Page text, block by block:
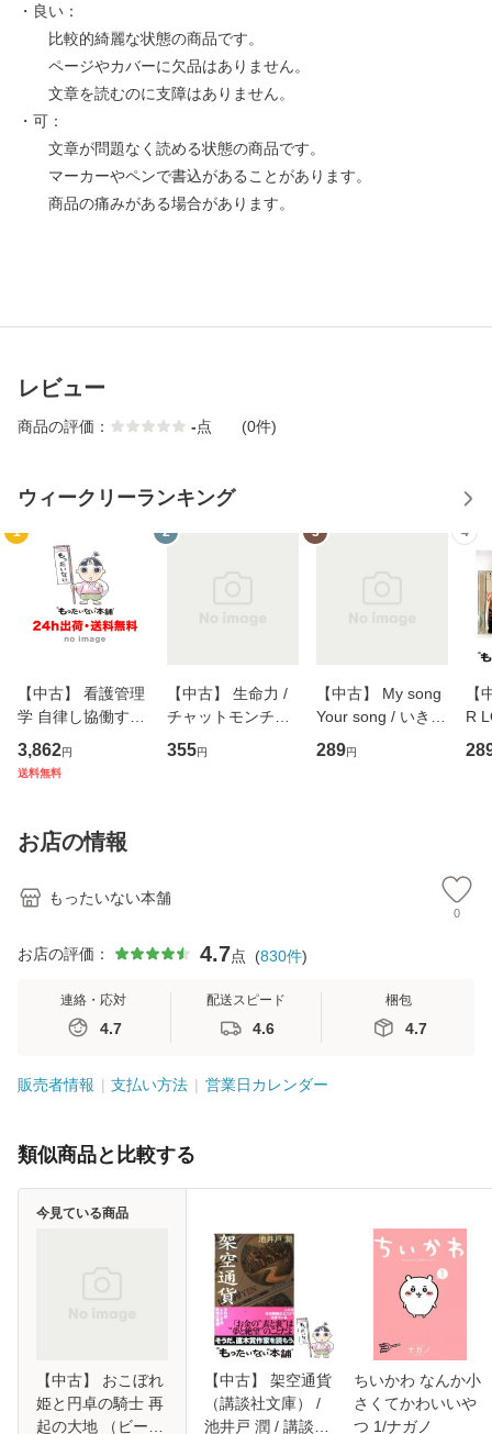
・良い：
比較的綺麗な状態の商品です。
ページやカバーに欠品はありません。
文章を読むのに支障はありません。
・可：
文章が問題なく読める状態の商品です。
マーカーやペンで書込があることがあります。
商品の痛みがある場合があります。
レビュー
商品の評価： -点 (0件)
ウィークリーランキング
1
【中古】 看護管理
学 自律し協働する
専門職の看護マネ
ジメントスキル 改
恵 藤本幸三 / 南江
堂 [単行
3,862円
送料無料
2
【中古】 生命力 /
チャットモンチー /
キューンレコード
[CD]【メール便送
355円
3
【中古】 My song
Your song / いきも
のがかり / [CD]
【メール便送料無
289円
4
【
R
産
お店の情報
もったいない本舗
0
お店の評価： 4.7点 (830件)
連絡・応対
4.7
配送スピード
4.6
梱包
4.7
販売者情報 支払い方法 営業日カレンダー
類似商品と比較する
【中古】 おこぼれ
姫と円卓の騎士 再
起の大地 （ビーズ
今見ている商品
【中古】 架空通貨
（講談社文庫） /
池井戸 潤 / 講談社
ちいかわ なんか小
さくてかわいいや
つ 1/ナガノ